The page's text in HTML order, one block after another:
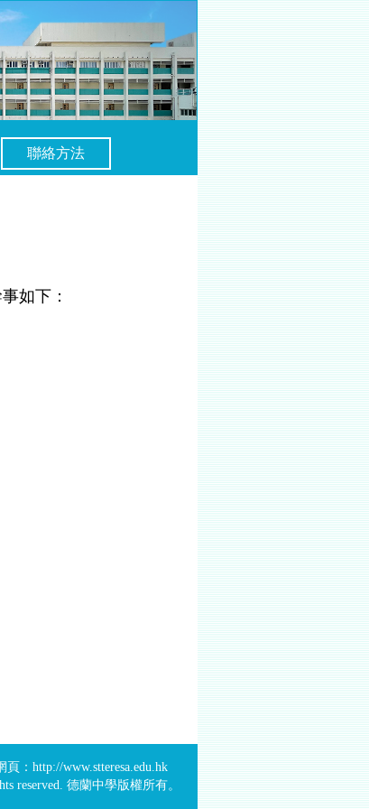
聯絡方法
如下：
http://www.stteresa.edu.hk
reserved. 德蘭中學版權所有。